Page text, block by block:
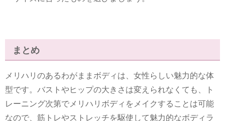
まとめ
メリハリのあるわがままボディは、女性らしい魅力的な体
型です。バストやヒップの大きさは変えられなくても、ト
レーニング次第でメリハリボディをメイクすることは可能
なので、筋トレやストレッチを駆使して魅力的なボディラ